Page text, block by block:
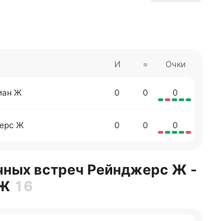
И = Очки
Ж 0 0 0
Рейнджерс Ж 0 0 0
встреч Рейнджерс Ж -
16